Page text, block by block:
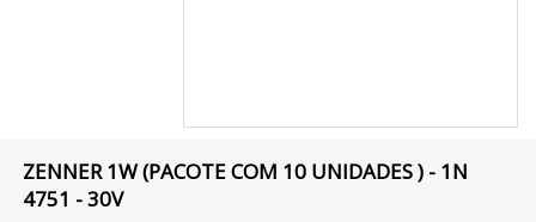
ZENNER 1W (PACOTE COM 10 UNIDADES ) - 1N
4751 - 30V